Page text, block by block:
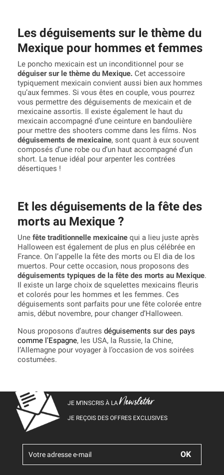
Les déguisements sur le thème du
Mexique pour hommes et femmes
Le poncho mexicain est un inconditionnel pour se
déguiser sur le thème du Mexique. Cet accessoire
typiquement mexicain convient aussi bien aux hommes
qu’aux femmes. Si vous êtes en couple, vous pourrez
vous permettre des déguisements de mexicain et de
mexicaine assortis. Il existe également le haut du
mexicain accompagné d’une ceinture en bandoulière
pour mettre des shooters comme dans les films. Nos
déguisements de mexicaine, sont quant à eux souvent
composés d’une robe ou d’un haut accompagné d’un
short. La tenue idéal pour arpenter les contrées
désertiques !
Et les déguisements de la fête des
morts au Mexique ?
Une fête traditionnelle mexicaine qui a lieu juste après
Halloween est également de plus en plus célébrée en
France. On l’appelle la fête des morts ou El dia de los
muertos. Pour cette occasion, nous proposons des
déguisements typiques de la fête des morts au Mexique.
Il existe un large choix de squelettes mexicains fleuris
et colorés pour les hommes et les femmes. Ces
déguisements sont parfaits pour une fête colorée entre
amis, début novembre, pour changer d’Halloween.
Nous proposons d’autres déguisements sur des pays
comme l'Espagne, les USA, la Russie, la Chine,
l’Allemagne pour voyager à l’occasion de vos soirées
costumées.
JE M’INSCRIS À LANewsletter
JE REÇOIS DES OFFRES EXCLUSIVES